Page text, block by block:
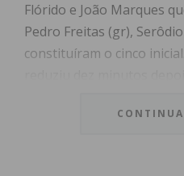
Flórido e João Marques
Pedro Freitas (gr),
constituíram o cinco
Tal como nos primeiros